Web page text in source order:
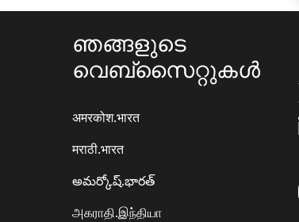
ഞങ്ങളുടെ
വെബ്സൈറ്റുകൾ
अमरकोश.भारत
मराठी.भारत
అమర్కోష్.భారత్
அகராதி.இந்தியா